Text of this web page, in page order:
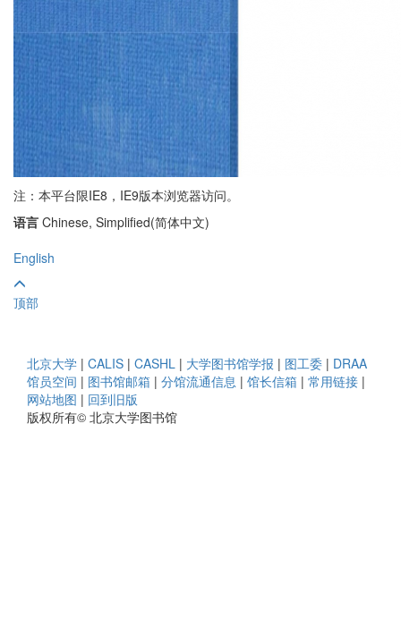
注：本平台限IE8，IE9版本浏览器访问。
语言 Chinese, Simplified(简体中文)
English
顶部
北京大学 | CALIS | CASHL | 大学图书馆学报 | 图工委 | DRAA
馆员空间 | 图书馆邮箱 | 分馆流通信息 | 馆长信箱 | 常用链接 |
网站地图 | 回到旧版
版权所有© 北京大学图书馆